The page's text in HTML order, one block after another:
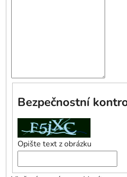
Bezpečnostní
Opište text z obrázku